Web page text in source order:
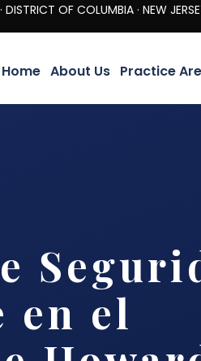
· NEW JERSEY ·
Home About Us Practice
en el